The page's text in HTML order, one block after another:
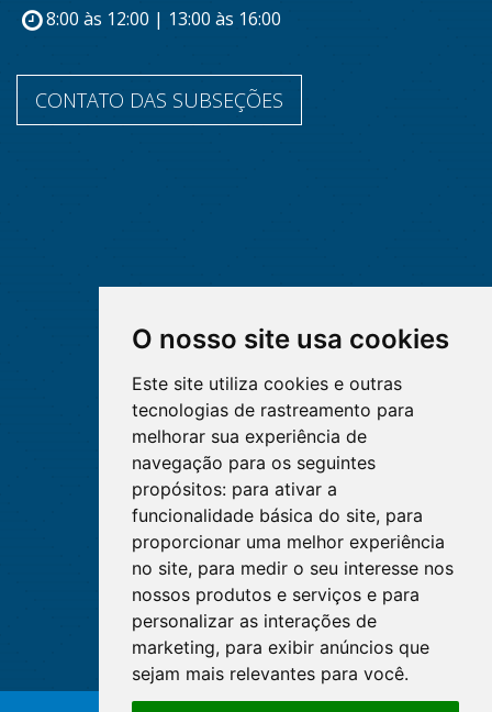
O nosso site usa cookies
Este site utiliza cookies e outras
tecnologias de rastreamento para
melhorar sua experiência de
navegação para os seguintes
propósitos: para ativar a
funcionalidade básica do site, para
proporcionar uma melhor experiência
no site, para medir o seu interesse nos
nossos produtos e serviços e para
personalizar as interações de
marketing, para exibir anúncios que
sejam mais relevantes para você.
8:00 às 12:00 | 13:00 às 16:00
CONTATO DAS SUBSEÇÕES